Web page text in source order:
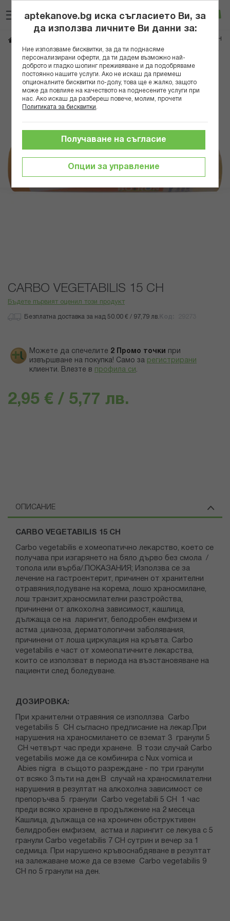
към
съдържанието
Вход
CARBO VEGETABILIS 15 CH
Преминете
края
галерията
към
началото
галерия
CARBO VEGETABILIS 15 CH
Бъдете първият оценил този продукт
Безплатна доставка за над 50.00 € / 97,79 лв.
Можете да спечелите 2 Промо точки
при
извършване на покупка! Само за регистрирани
клиенти. Влезте в профила си .
2,95 € / 5,77 лв.
ОПИСАНИЕ
CARBO VEGETABILIS 15 CH
Carbo vegetabilis е хомеопатично лекарство, което се
получава при изгарянето на бяло дърво без смола /
топола или върба/.ПОКАЗАНИЯ; Използва се за
лечение на гастроентерит, причинен от хранителни
отравяния,подуване на корема, лошо храносмилане,
лош транзит,храносмилателни разстройства,
причинени от алкохолна зависимост, кашлица,
дължаща се на ларингит, белодробен емфизем и
астма ,цианоза, дерматологични заболявания,
причинени от лоша циркулация на кръвта. Carbo
vegetabilis e част от хомеопатичните лекарства,
които се използват в периода на възстановяване на
пациенти след боледуване.
ДОЗИРОВКА:
При хранителни отравяния се изполлзва Carbo
vegetabilis 5 CH съгласно предписание на лекар.При
нарушения на храносмилането се вземат 3 гранули 5
CH четвърт час преди хранене. В този случай Carbo
vegetabilis може да се комбинира с Nux vomica и
Abies nigra в същото разреждане - по три гранули
от всяко 3 пъти на ден.В случай на храносмилателни
нарушения в резултат на алкохолна зависимост се
препоръчва 5 гранули Carbo vegetabili 5 CH 1 час
преди всяко хранене в продължение на 2 месеца
Кашлица, дължаща се на хроничен обструктивен
белидробен емфизем, астма и ларингит се лекува с 5
гранули Carbo vegetabilis 7 CH сутрин и вечер за 1
седмица. При нарушено кръвоснабдяване в резултат
на залежаване може да се вземе Carbo vegetabilis 9
CH по 5 гранули на ден.
aptekanove.bg иска съгласието Ви, за
да използва личните Ви данни за:
Ние използваме бисквитки, за да ти поднасяме
персонализирани оферти, да ти дадем възможно най-
доброто и гладко шопинг преживяване и да подобряваме
постоянно нашите услуги. Ако не искаш да приемеш
опционалните бисквитки по-долу, това ще е жалко, защото
може да повлияе на качеството на поднесените услуги при
нас. Ако искаш да разбереш повече, молим, прочети
Политиката за бисквитки
Опции за управление
Получаване на съгласие